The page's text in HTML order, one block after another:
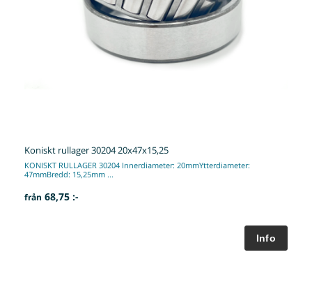
Koniskt rullager 30204 20x47x15,25
KONISKT RULLAGER 30204 Innerdiameter: 20mmYtterdiameter:
47mmBredd: 15,25mm ...
från 68,75 :-